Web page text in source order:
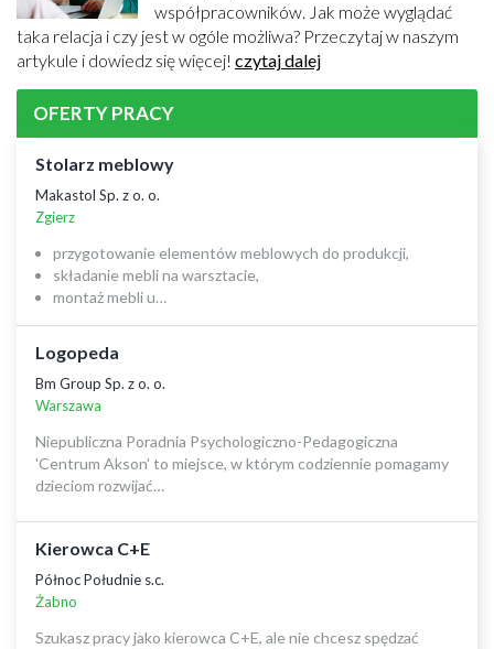
współpracowników. Jak może wyglądać
taka relacja i czy jest w ogóle możliwa? Przeczytaj w naszym
artykule i dowiedz się więcej! czytaj dalej
OFERTY PRACY
Stolarz meblowy
Makastol Sp. z o. o.
Zgierz
przygotowanie elementów meblowych do produkcji,
składanie mebli na warsztacie,
montaż mebli u…
Logopeda
Bm Group Sp. z o. o.
Warszawa
Niepubliczna Poradnia Psychologiczno-Pedagogiczna
'Centrum Akson' to miejsce, w którym codziennie pomagamy
dzieciom rozwijać…
Kierowca C+E
Północ Południe s.c.
Żabno
Szukasz pracy jako kierowca C+E, ale nie chcesz spędzać